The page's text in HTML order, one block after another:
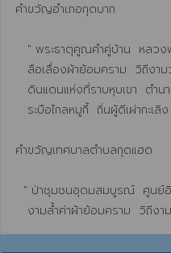
คำขวัญอำเภอกุดบาก
คำขวัญเทศบาลตำบลกุดแฮด